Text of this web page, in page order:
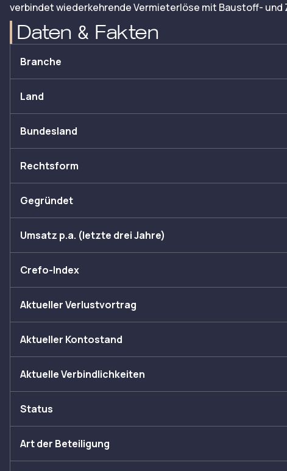
verbindet wiederkehrende Vermieterlöse mit Baustoff- und
Daten & Fakten
Branche
Land
Bundesland
Rechtsform
Gegründet
Umsatz p.a. (letzte drei Jahre)
Crefo-Index
Aktueller Verlustvortrag
Aktueller Kontostand
Aktuelle Verbindlichkeiten
Status
Art der Beteiligung